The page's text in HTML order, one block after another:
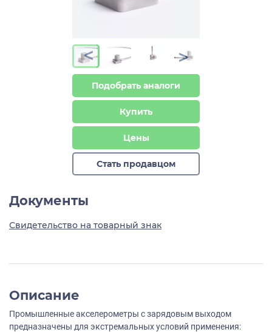
> >
Подобрать аналоги
Купить
Цены
Стать продавцом
Документы
Свидетельство на товарный знак
Описание
Промышленные акселерометры с зарядовым выходом
предназначены для экстремальных условий применения: